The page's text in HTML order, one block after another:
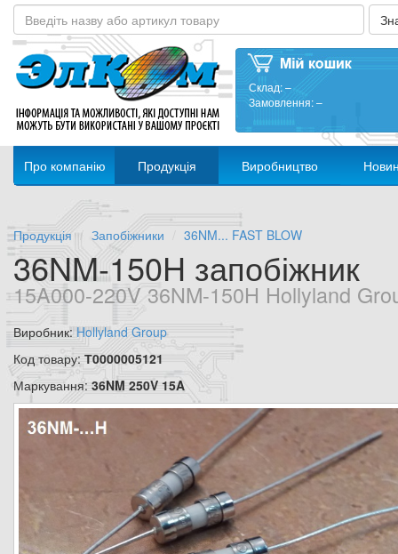
Склад:–
Замовлення:–
Про компанію Продукція Виробництво
Продукція Запобіжники 36NM... FAST BLOW
36NM-150H запобіжник
15A000-220V 36NM-150H Hollyland
Виробник:Hollyland Group
Код товару: Т0000005121
Маркування: 36NM 250V 15A